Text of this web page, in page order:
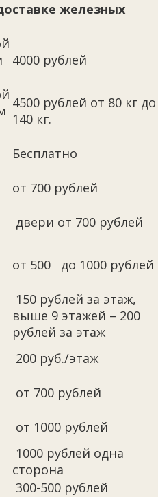
железных
4000 рублей
4500 рублей от 80 кг до
140 кг.
Бесплатно
от 700 рублей
двери от 700 рублей
от 500 до 1000 рублей
150 рублей за этаж,
выше 9 этажей – 200
рублей за этаж
200 руб./этаж
от 700 рублей
от 1000 рублей
1000 рублей одна
сторона
300-500 рублей